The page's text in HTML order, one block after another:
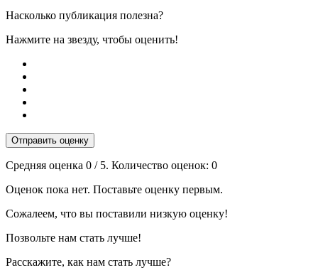
Насколько публикация полезна?
Нажмите на звезду, чтобы оценить!
Отправить оценку
Средняя оценка 0 / 5. Количество оценок: 0
Оценок пока нет. Поставьте оценку первым.
Сожалеем, что вы поставили низкую оценку!
Позвольте нам стать лучше!
Расскажите, как нам стать лучше?